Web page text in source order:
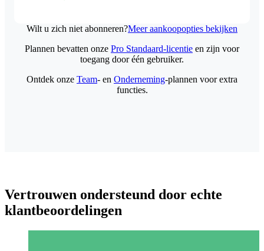
Wilt u zich niet abonneren?Meer aankoopopties bekijken
Plannen bevatten onze Pro Standaard-licentie en zijn voor
toegang door één gebruiker.
Ontdek onze Team- en Onderneming-plannen voor extra
functies.
Vertrouwen ondersteund door echte
klantbeoordelingen